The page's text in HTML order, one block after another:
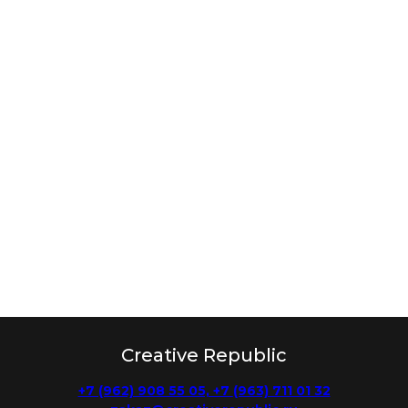
Creative Republic
+7 (962) 908 55 05, +7 (963) 711 01 32